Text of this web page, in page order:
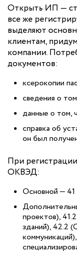
Открыть ИП —
все же
выделяют
клиентам,
компании.
документов:
ксерокопии
сведения о
данные о том,
справка об
он был
При
ОКВЭД:
Основной — 41
проектов),
зданий), 42.2